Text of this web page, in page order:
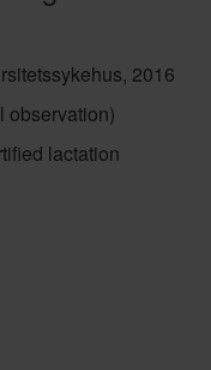
2016
observation)
lactation